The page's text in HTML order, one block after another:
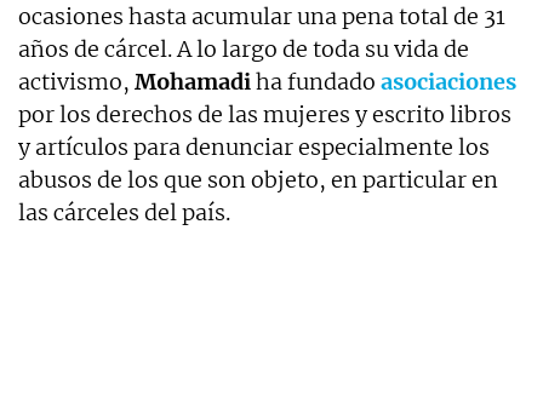
ocasiones hasta acumular una pena total de 31
años de cárcel. A lo largo de toda su vida de
activismo, Mohamadiha fundado asociaciones
por los derechos de las mujeres y escrito libros
y artículos para denunciar especialmente los
abusos de los que son objeto, en particular en
las cárceles del país.